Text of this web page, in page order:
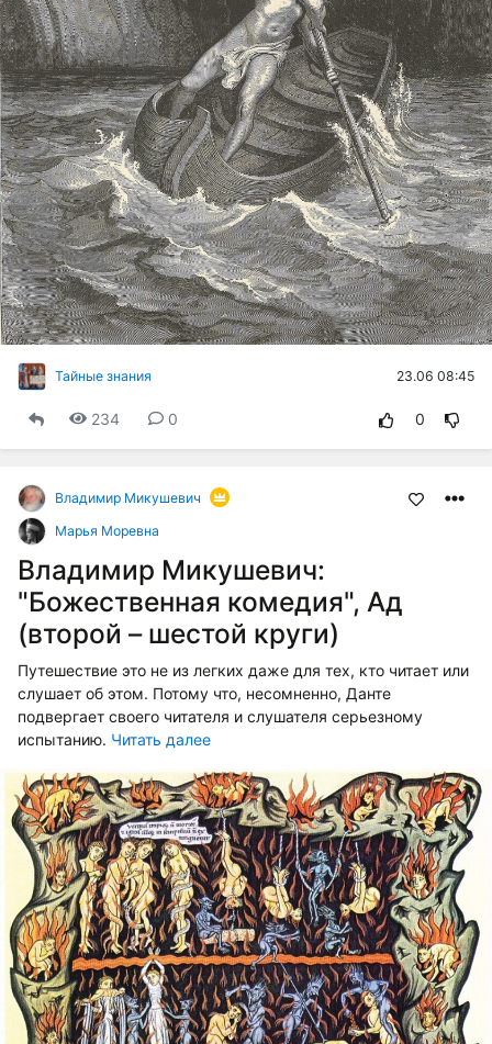
Тайные знания 23.06 08:45
234 0 0
Владимир Микушевич
Марья Моревна
Владимир Микушевич:
"Божественная комедия", Ад
(второй – шестой круги)
Путешествие это не из легких даже для тех, кто читает или
слушает об этом. Потому что, несомненно, Данте
подвергает своего читателя и слушателя серьезному
испытанию. Читать далее